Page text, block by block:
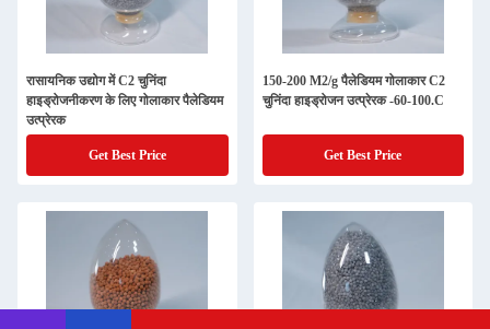
रासायनिक उद्योग में C2 चुनिंदा
हाइड्रोजनीकरण के लिए गोलाकार पैलेडियम
उत्प्रेरक
Get Best Price
150-200 M2/g पैलेडियम गोलाकार C2
चुनिंदा हाइड्रोजन उत्प्रेरक -60-100.C
Get Best Price